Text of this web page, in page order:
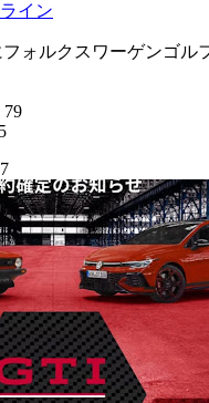
イン
ォルクスワーゲンゴル
79